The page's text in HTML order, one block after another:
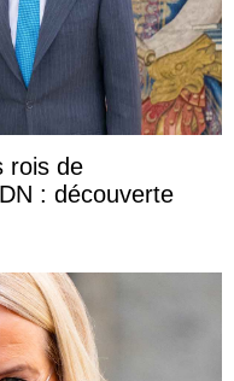
rois de
: découverte